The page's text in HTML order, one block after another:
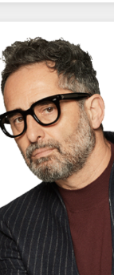
uruguayo,
y
A lo largo de
Grammy
Goya,